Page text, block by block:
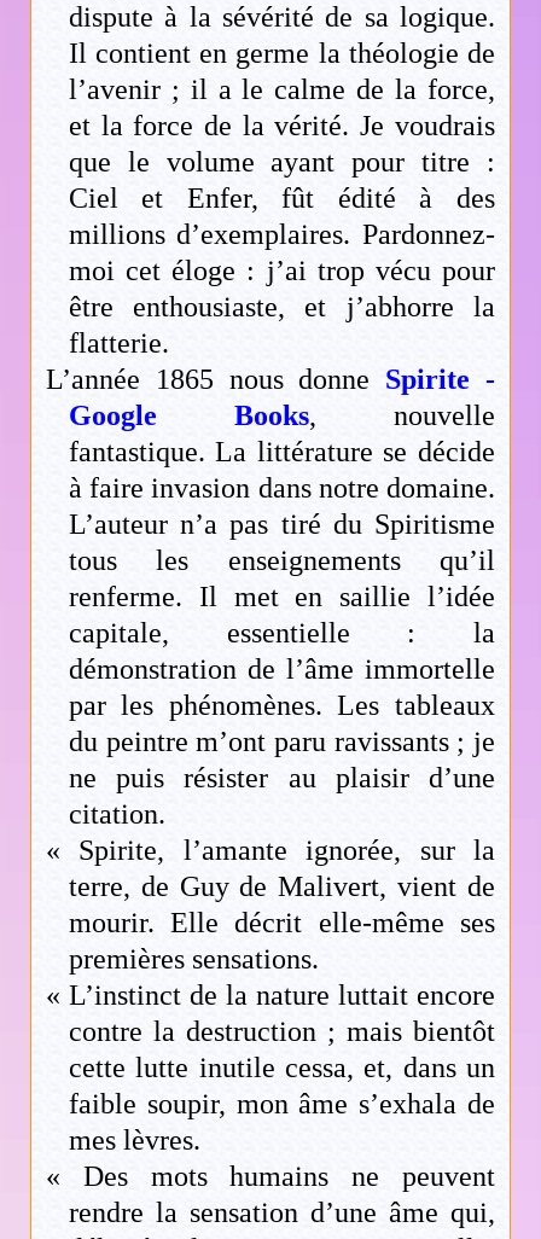
dispute à la sévérité de sa logique.
Il contient en germe la théologie de
l’avenir ; il a le calme de la force,
et la force de la vérité. Je voudrais
que le volume ayant pour titre :
Ciel et Enfer, fût édité à des
millions d’exemplaires. Pardonnez-
moi cet éloge : j’ai trop vécu pour
être enthousiaste, et j’abhorre la
flatterie.
L’année 1865 nous donne Spirite -
Google Books, nouvelle
fantastique. La littérature se décide
à faire invasion dans notre domaine.
L’auteur n’a pas tiré du Spiritisme
tous les enseignements qu’il
renferme. Il met en saillie l’idée
capitale, essentielle : la
démonstration de l’âme immortelle
par les phénomènes. Les tableaux
du peintre m’ont paru ravissants ; je
ne puis résister au plaisir d’une
citation.
« Spirite, l’amante ignorée, sur la
terre, de Guy de Malivert, vient de
mourir. Elle décrit elle-même ses
premières sensations.
« L’instinct de la nature luttait encore
contre la destruction ; mais bientôt
cette lutte inutile cessa, et, dans un
faible soupir, mon âme s’exhala de
mes lèvres.
« Des mots humains ne peuvent
rendre la sensation d’une âme qui,